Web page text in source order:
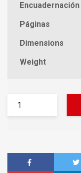
Encuadernación
Páginas
Dimensions
Weight